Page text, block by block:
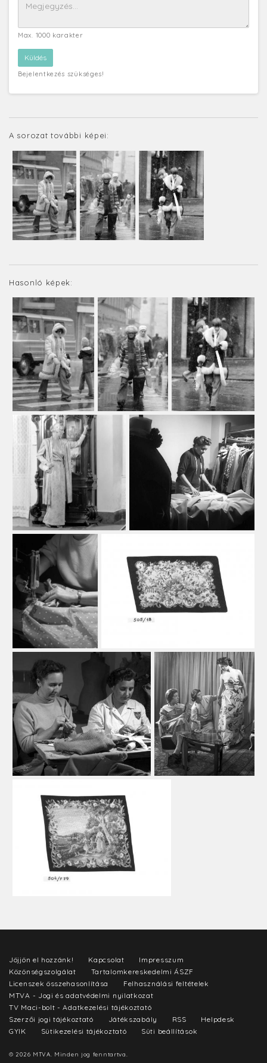
Max. 1000 karakter
Bejelentkezés szükséges!
A sorozat további képei:
Hasonló képek:
Jöjjön el hozzánk! Kapcsolat
Impresszum
Közönségszolgálat
Tartalomkereskedelmi ÁSZF
Licenszek összehasonlítása
Felhasználási feltételek
MTVA - Jogi és adatvédelmi nyilatkozat
TV Maci-bolt - Adatkezelési tájékoztató
Szerzői jogi tájékoztató
Játékszabály RSS
Helpdesk
GYIK
Sütikezelési tájékoztató Süti beállítások
© 2026 MTVA. Minden jog fenntartva.